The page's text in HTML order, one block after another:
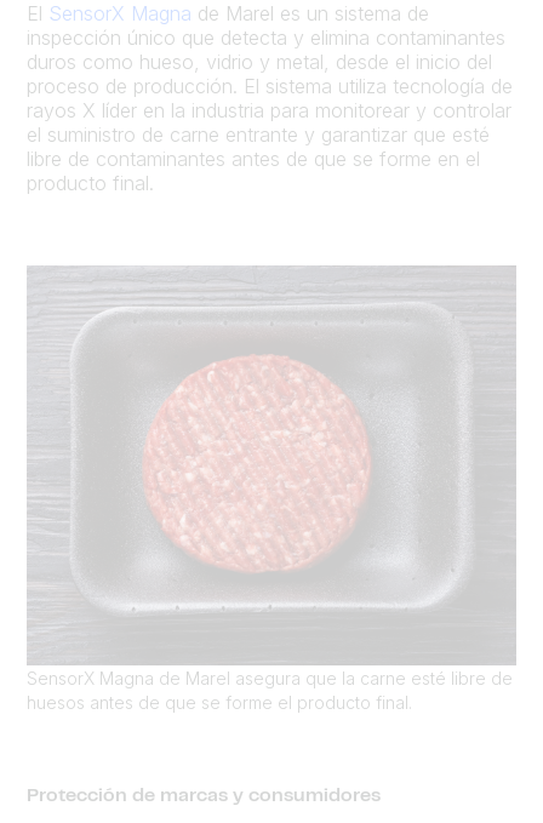
El SensorX Magna de Marel es un sistema de
inspección único que detecta y elimina contaminantes
duros como hueso, vidrio y metal, desde el inicio del
proceso de producción. El sistema utiliza tecnología de
rayos X líder en la industria para monitorear y controlar
el suministro de carne entrante y garantizar que esté
libre de contaminantes antes de que se forme en el
producto final.
SensorX Magna de Marel asegura que la carne esté libre de
huesos antes de que se forme el producto final.
Protección de marcas y consumidores